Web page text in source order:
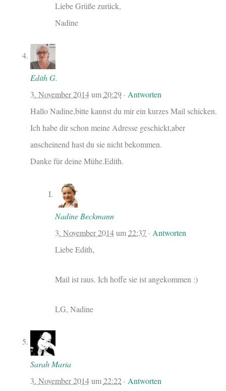
Liebe Grüße zurück,
Nadine
Edith G.
3. November 2014um20:29· Antworten
Hallo Nadine,bitte kannst du mir ein kurzes Mail schicken.
Ich habe dir schon meine Adresse geschickt,aber
anscheinend hast du sie nicht bekommen.
Danke für deine Mühe.Edith.
Nadine Beckmann
3. November 2014um22:37 · Antworten
Liebe Edith,
Mail ist raus. Ich hoffe sie ist angekommen :)
LG, Nadine
Sarah Maria
3. November 2014um22:22· Antworten